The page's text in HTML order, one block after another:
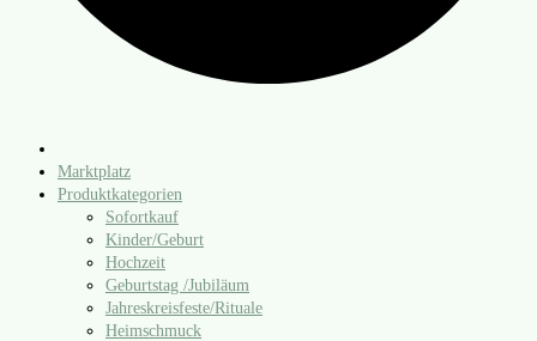
Marktplatz
Produktkategorien
Sofortkauf
Kinder/​Geburt
Hochzeit
Geburtstag /​Jubiläum
Jahreskreisfeste/​Rituale
Heimschmuck